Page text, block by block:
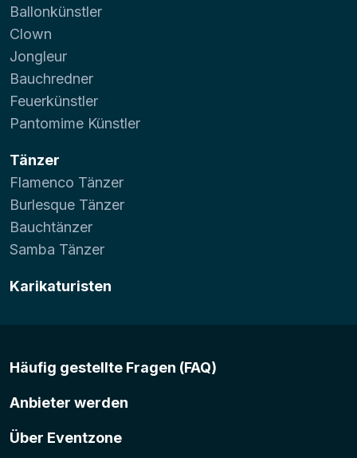
Ballonkünstler
Clown
Jongleur
Bauchredner
Feuerkünstler
Pantomime Künstler
Tänzer
Flamenco Tänzer
Burlesque Tänzer
Bauchtänzer
Samba Tänzer
Karikaturisten
Häufig gestellte Fragen (FAQ)
Anbieter werden
Über Eventzone